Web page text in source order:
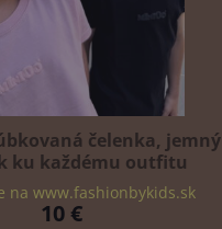
čelenka, jemný
ku každému outfitu
na www.fashionbykids.sk
10 €